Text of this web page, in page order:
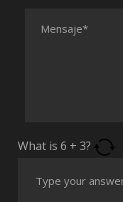
What is 6 + 3?